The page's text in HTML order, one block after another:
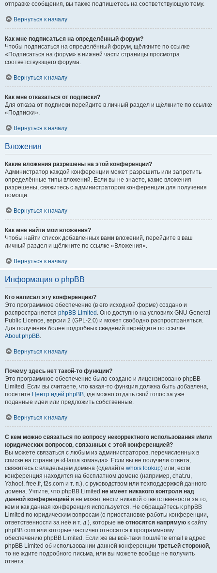
отправке сообщения, вы также подпишетесь на соответствующую тему.
Вернуться к началу
Как мне подписаться на определённый форум?
Чтобы подписаться на определённый форум, щёлкните по ссылке
«Подписаться на форум» в нижней части страницы просмотра
соответствующего форума.
Вернуться к началу
Как мне отказаться от подписки?
Для отказа от подписки перейдите в личный раздел и щёлкните по ссылке
«Подписки».
Вернуться к началу
Вложения
Какие вложения разрешены на этой конференции?
Администратор каждой конференции может разрешить или запретить
определённые типы вложений. Если вы не знаете, какие вложения
разрешены, свяжитесь с администратором конференции для получения
помощи.
Вернуться к началу
Как мне найти мои вложения?
Чтобы найти список добавленных вами вложений, перейдите в ваш
личный раздел и щёлкните по ссылке «Вложения».
Вернуться к началу
Информация о phpBB
Кто написал эту конференцию?
Это программное обеспечение (в его исходной форме) создано и
распространяется phpBB Limited . Оно доступно на условиях GNU General
Public Licence, версии 2 (GPL-2.0) и может свободно распространяться.
Для получения более подробных сведений перейдите по ссылке
About phpBB.
Вернуться к началу
Почему здесь нет такой-то функции?
Это программное обеспечение было создано и лицензировано phpBB
Limited. Если вы считаете, что какая-то функция должна быть добавлена,
посетите Центр идей phpBB, где можно отдать свой голос за уже
поданные идеи или предложить собственные.
Вернуться к началу
С кем можно связаться по вопросу некорректного использования и/или
юридических вопросов, связанных с этой конференцией?
Вы можете связаться с любым из администраторов, перечисленных в
списке на странице «Наша команда». Если вы не получили ответа,
свяжитесь с владельцем домена (сделайте whois lookup) или, если
конференция находится на бесплатном домене (например, chat.ru,
Yahoo!, free.fr, f2s.com и т. п.), с руководством или техподдержкой данного
домена. Учтите, что phpBB Limited не имеет никакого контроля над
данной конференцией и не может нести никакой ответственности за то,
кем и как данная конференция используется. Не обращайтесь к phpBB
Limited по юридическим вопросам (о приостановке работы конференции,
ответственности за неё и т. д.), которые не относятся напрямую к сайту
phpBB.com или которые частично относятся к программному
обеспечению phpBB Limited. Если же вы всё-таки пошлёте email в адрес
phpBB Limited об использовании данной конференции третьей стороной,
то не ждите подробного письма, или вы можете вообще не получить
ответа.